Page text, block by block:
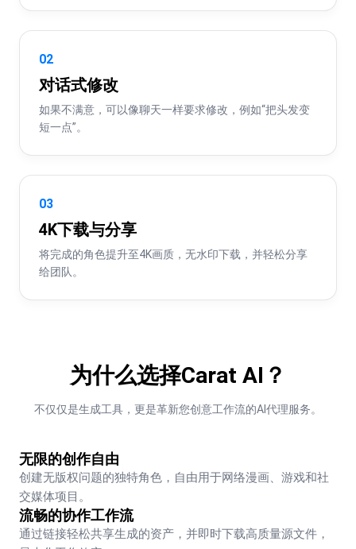
02
对话式修改
如果不满意，可以像聊天一样要求修改，例如“把头发变
短一点”。
03
4K下载与分享
将完成的角色提升至4K画质，无水印下载，并轻松分享
给团队。
为什么选择Carat AI？
不仅仅是生成工具，更是革新您创意工作流的AI代理服务。
无限的创作自由
创建无版权问题的独特角色，自由用于网络漫画、游戏和社
交媒体项目。
流畅的协作工作流
通过链接轻松共享生成的资产，并即时下载高质量源文件，